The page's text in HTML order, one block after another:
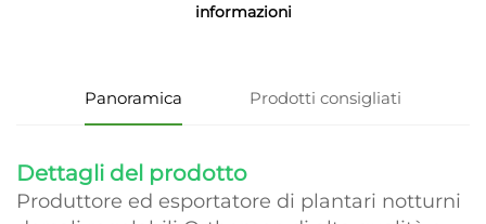
informazioni
Panoramica Prodotti consigliati
Dettagli del prodotto
Produttore ed esportatore di plantari notturni